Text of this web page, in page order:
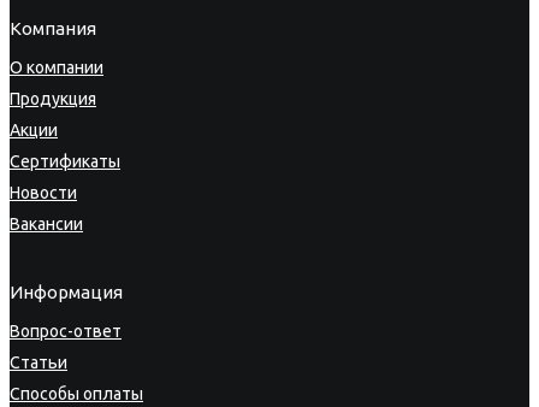
Компания
О компании
Продукция
Акции
Сертификаты
Новости
Вакансии
Информация
Вопрос-ответ
Статьи
Способы оплаты